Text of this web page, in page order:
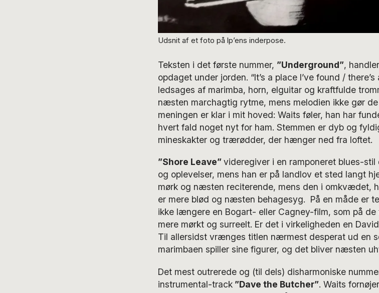
Udsnit af et foto på lp’ens inderpose.
Teksten i det første nummer, ”Underground”,
opdaget under jorden. “It’s a place I’ve found /
ledsages af marimba, horn, elguitar og kraftfulde
næsten marchagtig rytme, mens melodien ikke gør
meningen er klar i mit hoved: Waits føler, han har
hvert fald noget nyt for ham. Stemmen er dyb og
mineskakter og trærødder, der hænger ned fra loftet.
”Shore Leave”videregiver i en ramponeret blues-
og oplevelser, mens han er på landlov et sted langt
mørk og næsten reciterende, mens den i omkvædet,
er mere blød og næsten behagesyg. På en måde er
ikke længere en Bogart- eller Cagney-film, som på
mere mørkt og surreelt. Er det i virkeligheden en
Til allersidst vrænges titlen nærmest desperat ud en
marimbaen spiller sine figurer, og det bliver næsten
Det mest outrerede og (til dels) disharmoniske
instrumental-track”Dave the Butcher”. Waits